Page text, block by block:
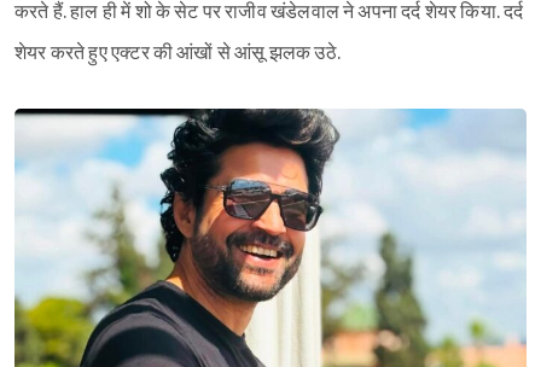
करते हैं. हाल ही में शो के सेट पर राजीव खंडेलवाल ने अपना दर्द शेयर किया. दर्द
शेयर करते हुए एक्टर की आंखों से आंसू झलक उठे.